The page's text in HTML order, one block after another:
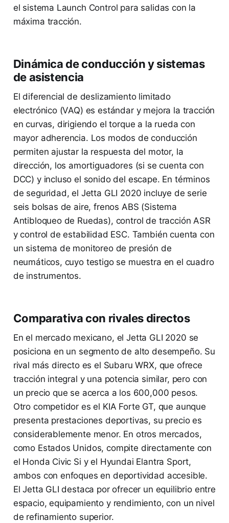
el sistema Launch Control para salidas con la
máxima tracción.
Dinámica de conducción y sistemas
de asistencia
El diferencial de deslizamiento limitado
electrónico (VAQ) es estándar y mejora la tracción
en curvas, dirigiendo el torque a la rueda con
mayor adherencia. Los modos de conducción
permiten ajustar la respuesta del motor, la
dirección, los amortiguadores (si se cuenta con
DCC) y incluso el sonido del escape. En términos
de seguridad, el Jetta GLI 2020 incluye de serie
seis bolsas de aire, frenos ABS (Sistema
Antibloqueo de Ruedas), control de tracción ASR
y control de estabilidad ESC. También cuenta con
un sistema de monitoreo de presión de
neumáticos, cuyo testigo se muestra en el cuadro
de instrumentos.
Comparativa con rivales directos
En el mercado mexicano, el Jetta GLI 2020 se
posiciona en un segmento de alto desempeño. Su
rival más directo es el Subaru WRX, que ofrece
tracción integral y una potencia similar, pero con
un precio que se acerca a los 600,000 pesos.
Otro competidor es el KIA Forte GT, que aunque
presenta prestaciones deportivas, su precio es
considerablemente menor. En otros mercados,
como Estados Unidos, compite directamente con
el Honda Civic Si y el Hyundai Elantra Sport,
ambos con enfoques en deportividad accesible.
El Jetta GLI destaca por ofrecer un equilibrio entre
espacio, equipamiento y rendimiento, con un nivel
de refinamiento superior.